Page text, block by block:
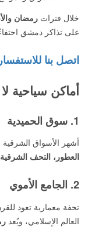
خلال فترات رمضان
على تذاكر دمشق احتفاءً
اتصل بنا للاستفسار
أماكن سياحية
1. سوق الحميدية
أشهر الأسواق الشرقية
العطور، التحف
2. الجامع الأموي
تحفة معمارية تعود
العالم الإسلامي، ويُعد